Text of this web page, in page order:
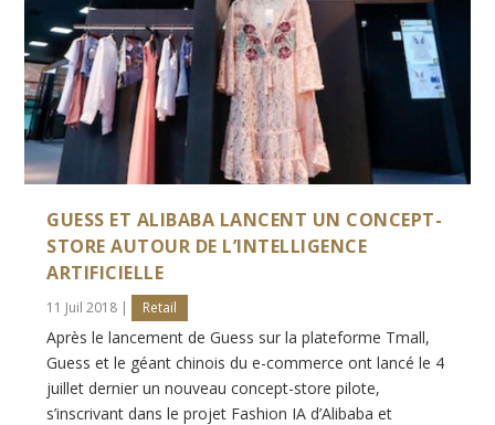
GUESS ET ALIBABA LANCENT UN CONCEPT-
STORE AUTOUR DE L’INTELLIGENCE
ARTIFICIELLE
11 Juil 2018 | Retail
Après le lancement de Guess sur la plateforme Tmall,
Guess et le géant chinois du e-commerce ont lancé le 4
juillet dernier un nouveau concept-store pilote,
s’inscrivant dans le projet Fashion IA d’Alibaba et